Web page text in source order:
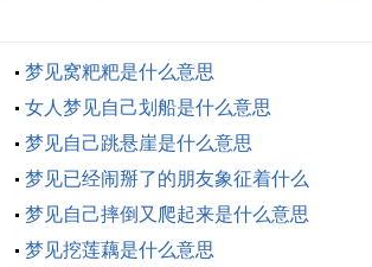
梦见窝粑粑是什么意思
女人梦见自己划船是什么意思
梦见自己跳悬崖是什么意思
梦见已经闹掰了的朋友象征着什么
梦见自己摔倒又爬起来是什么意思
梦见挖莲藕是什么意思